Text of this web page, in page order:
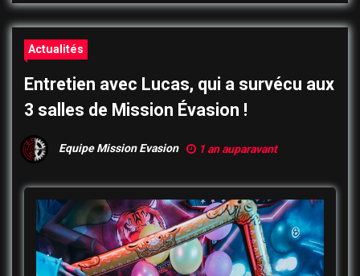
Actualités
Entretien avec Lucas, qui a survécu aux
3 salles de Mission Évasion !
Equipe Mission Evasion 1 an auparavant